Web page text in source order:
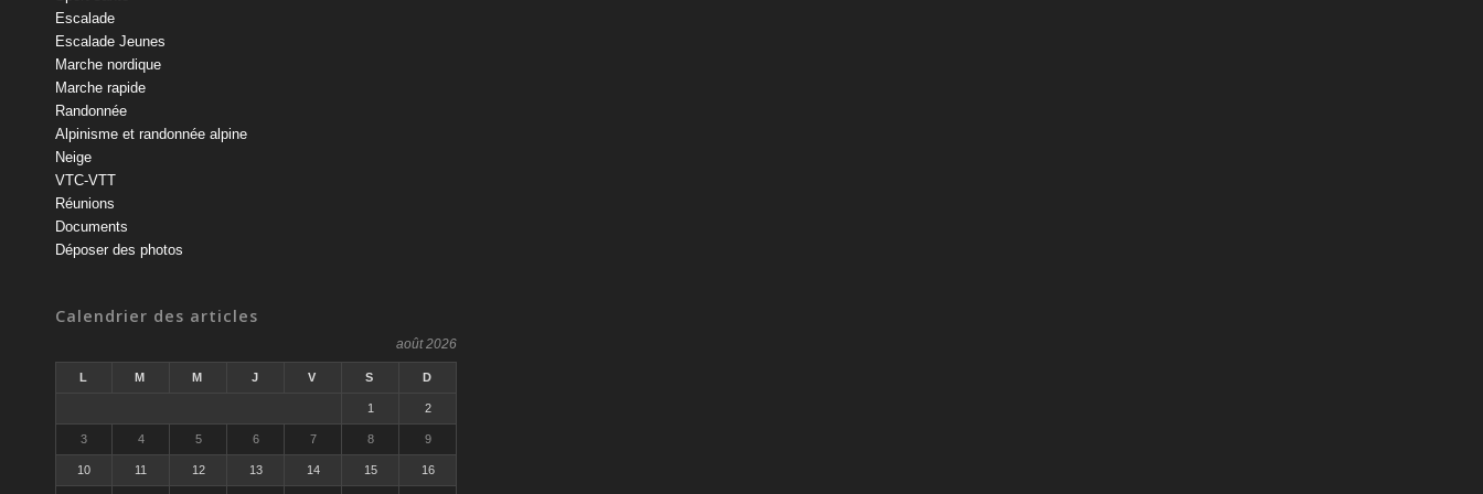
Escalade
Escalade Jeunes
Marche nordique
Marche rapide
Randonnée
Alpinisme et randonnée alpine
Neige
VTC-VTT
Réunions
Documents
Déposer des photos
Calendrier des articles
août 2026
L M M J V S D
1 2
3 4 5 6 7 8 9
10 11 12 13 14 15 16